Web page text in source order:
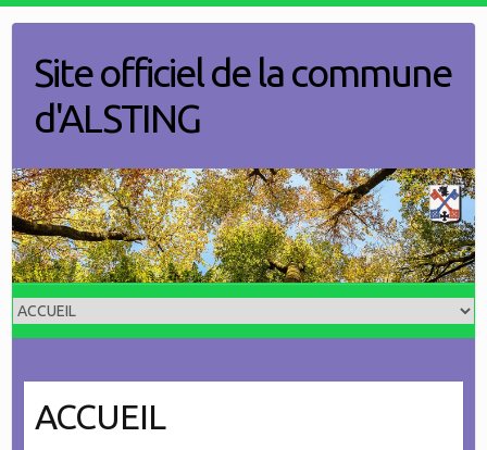
contentSite officiel de la commune
d'ALSTING
ACCUEIL